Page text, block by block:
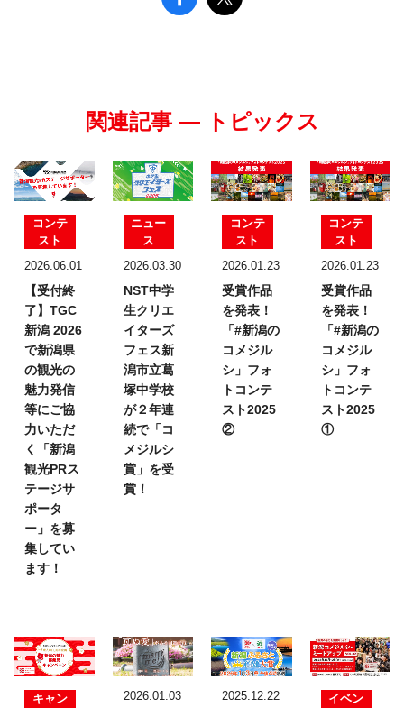
関連記事 — トピックス
コンテ
スト
2026.06.01
【受付終
了】TGC
新潟 2026
で新潟県
の観光の
魅力発信
等にご協
力いただ
く「新潟
観光PRス
テージサ
ポータ
ー」を募
集してい
ます！
ニュー
ス
2026.03.30
NST中学
生クリエ
イターズ
フェス新
潟市立葛
塚中学校
が２年連
続で「コ
メジルシ
賞」を受
賞！
コンテ
スト
2026.01.23
受賞作品
を発表！
「#新潟の
コメジル
シ」フォ
トコンテ
スト2025
②
コンテ
スト
2026.01.23
受賞作品
を発表！
「#新潟の
コメジル
シ」フォ
トコンテ
スト2025
①
キャン
2026.01.03 2025.12.22
イベン